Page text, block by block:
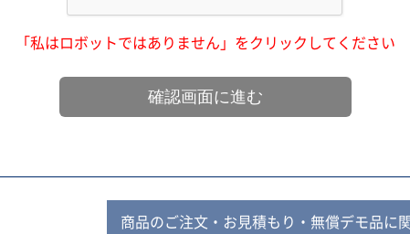
「私はロボットではありません」をクリックしてください
商品のご注文・お見積もり・無償デモ品に